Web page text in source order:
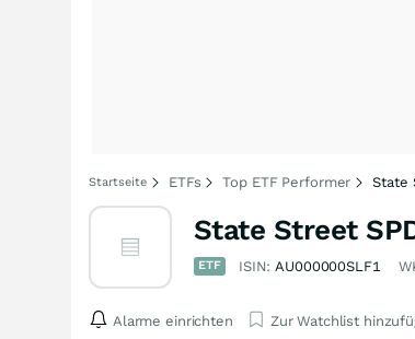
Startseite ETFs Top ETF Performer State
State Street
ETF ISIN:AU000000SLF1
Alarme einrichten Zur Watchlist